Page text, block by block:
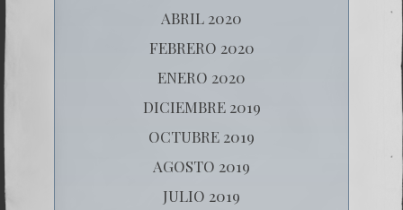
ABRIL 2020
FEBRERO 2020
ENERO 2020
DICIEMBRE 2019
OCTUBRE 2019
AGOSTO 2019
JULIO 2019